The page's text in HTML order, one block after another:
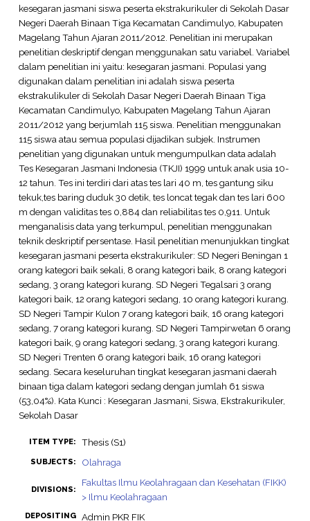
kesegaran jasmani siswa peserta ekstrakurikuler di Sekolah Dasar
Negeri Daerah Binaan Tiga Kecamatan Candimulyo, Kabupaten
Magelang Tahun Ajaran 2011/2012. Penelitian ini merupakan
penelitian deskriptif dengan menggunakan satu variabel. Variabel
dalam penelitian ini yaitu: kesegaran jasmani. Populasi yang
digunakan dalam penelitian ini adalah siswa peserta
ekstrakulikuler di Sekolah Dasar Negeri Daerah Binaan Tiga
Kecamatan Candimulyo, Kabupaten Magelang Tahun Ajaran
2011/2012 yang berjumlah 115 siswa. Penelitian menggunakan
115 siswa atau semua populasi dijadikan subjek. Instrumen
penelitian yang digunakan untuk mengumpulkan data adalah
Tes Kesegaran Jasmani Indonesia (TKJI) 1999 untuk anak usia 10-
12 tahun. Tes ini terdiri dari atas tes lari 40 m, tes gantung siku
tekuk,tes baring duduk 30 detik, tes loncat tegak dan tes lari 600
m dengan validitas tes 0,884 dan reliabilitas tes 0,911. Untuk
menganalisis data yang terkumpul, penelitian menggunakan
teknik deskriptif persentase. Hasil penelitian menunjukkan tingkat
kesegaran jasmani peserta ekstrakurikuler: SD Negeri Beningan 1
orang kategori baik sekali, 8 orang kategori baik, 8 orang kategori
sedang, 3 orang kategori kurang. SD Negeri Tegalsari 3 orang
kategori baik, 12 orang kategori sedang, 10 orang kategori kurang.
SD Negeri Tampir Kulon 7 orang kategori baik, 16 orang kategori
sedang, 7 orang kategori kurang. SD Negeri Tampirwetan 6 orang
kategori baik, 9 orang kategori sedang, 3 orang kategori kurang.
SD Negeri Trenten 6 orang kategori baik, 16 orang kategori
sedang. Secara keseluruhan tingkat kesegaran jasmani daerah
binaan tiga dalam kategori sedang dengan jumlah 61 siswa
(53,04%). Kata Kunci : Kesegaran Jasmani, Siswa, Ekstrakurikuler,
Sekolah Dasar
ITEM TYPE: Thesis (S1)
SUBJECTS: Olahraga
DIVISIONS:
Fakultas Ilmu Keolahragaan dan Kesehatan (FIKK)
> Ilmu Keolahragaan
DEPOSITING Admin PKR FIK